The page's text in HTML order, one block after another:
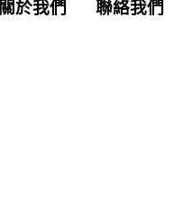
關於我們 聯絡我們
關於我們 聯絡我們